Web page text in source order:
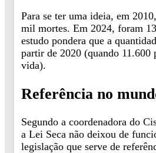
Para se ter uma ideia, em
mil mortes. Em 2024, foram
estudo pondera que a
partir de 2020 (quando 11.600
vida).
Referência no
Segundo a coordenadora do
a Lei Seca não deixou de
legislação que serve de